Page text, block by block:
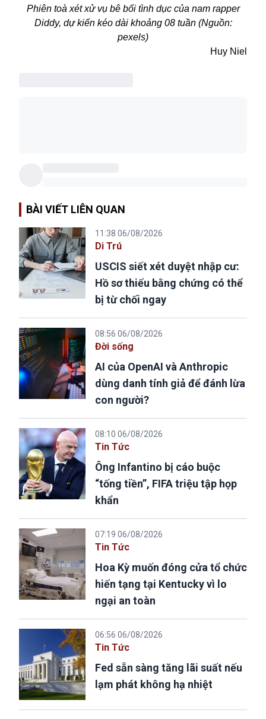
Phiên toà xét xử vụ bê bối tình dục của nam rapper
Diddy, dự kiến kéo dài khoảng 08 tuần (Nguồn:
pexels)
Huy Niel
BÀI VIẾT LIÊN QUAN
11:38 06/08/2026
Di Trú
USCIS siết xét duyệt nhập cư:
Hồ sơ thiếu bằng chứng có thể
bị từ chối ngay
08:56 06/08/2026
Đời sống
AI của OpenAI và Anthropic
dùng danh tính giả để đánh lừa
con người?
08:10 06/08/2026
Tin Tức
Ông Infantino bị cáo buộc
“tống tiền”, FIFA triệu tập họp
khẩn
07:19 06/08/2026
Tin Tức
Hoa Kỳ muốn đóng cửa tổ chức
hiến tạng tại Kentucky vì lo
ngại an toàn
06:56 06/08/2026
Tin Tức
Fed sẵn sàng tăng lãi suất nếu
lạm phát không hạ nhiệt